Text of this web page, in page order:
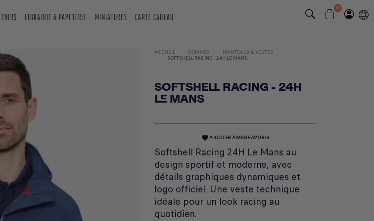
LIBRAIRIE & PAPETERIE MINIATURES CARTE CADEAU
0
ACCUEIL HOMMES
MANTEAUX & VESTES
SOFTSHELL RACING - 24H LE MANS
SOFTSHELL RACING - 24H
LE MANS
favoriteAJOUTER À MES FAVORIS
Softshell Racing 24H Le Mans au
design sportif et moderne, avec
détails graphiques dynamiques et
logo officiel. Une veste technique
idéale pour un look racing au
quotidien.